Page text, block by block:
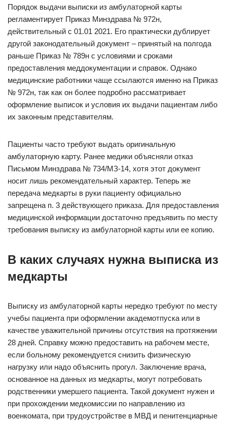
Порядок выдачи выписки из амбулаторной карты
регламентирует Приказ Минздрава № 972н,
действительный с 01.01 2021. Его практически дублирует
другой законодательный документ – принятый на полгода
раньше Приказ № 789н с условиями и сроками
предоставления меддокументации и справок. Однако
медицинские работники чаще ссылаются именно на Приказ
№ 972н, так как он более подробно рассматривает
оформление выписок и условия их выдачи пациентам либо
их законным представителям.
Пациенты часто требуют выдать оригинальную
амбулаторную карту. Ранее медики объясняли отказ
Письмом Минздрава № 734/МЗ-14, хотя этот документ
носит лишь рекомендательный характер. Теперь же
передача медкарты в руки пациенту официально
запрещена п. 3 действующего приказа. Для предоставления
медицинской информации достаточно предъявить по месту
требования выписку из амбулаторной карты или ее копию.
В каких случаях нужна выписка из
медкарты
Выписку из амбулаторной карты нередко требуют по месту
учебы пациента при оформлении академотпуска или в
качестве уважительной причины отсутствия на протяжении
28 дней. Справку можно предоставить на рабочем месте,
если больному рекомендуется снизить физическую
нагрузку или надо объяснить прогул. Заключение врача,
основанное на данных из медкарты, могут потребовать
родственники умершего пациента. Такой документ нужен и
при прохождении медкомиссии по направлению из
военкомата, при трудоустройстве в МВД и пенитенциарные